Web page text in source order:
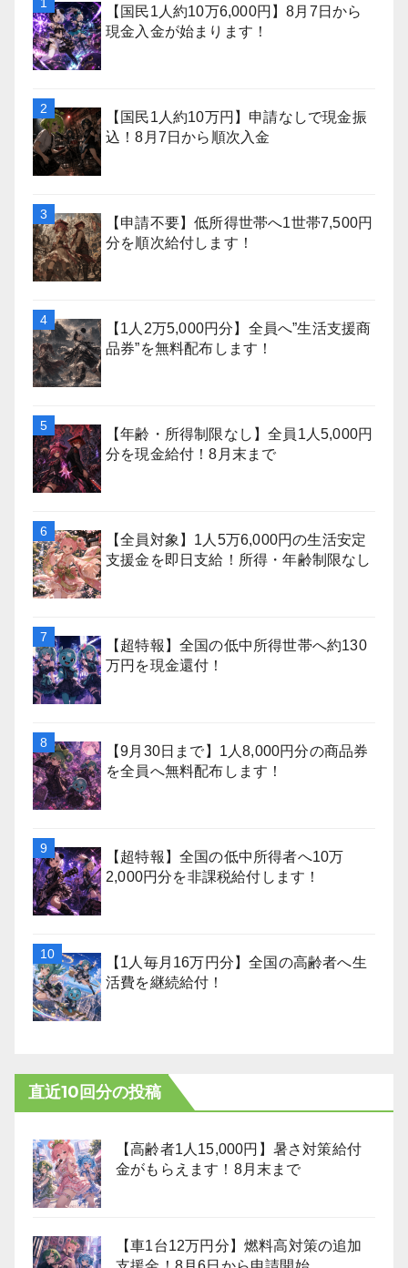
【国民1人約10万6,000円】8月7日から
現金入金が始まります！
【国民1人約10万円】申請なしで現金振
込！8月7日から順次入金
【申請不要】低所得世帯へ1世帯7,500円
分を順次給付します！
【1人2万5,000円分】全員へ”生活支援商
品券”を無料配布します！
【年齢・所得制限なし】全員1人5,000円
分を現金給付！8月末まで
【全員対象】1人5万6,000円の生活安定
支援金を即日支給！所得・年齢制限なし
【超特報】全国の低中所得世帯へ約130
万円を現金還付！
【9月30日まで】1人8,000円分の商品券
を全員へ無料配布します！
【超特報】全国の低中所得者へ10万
2,000円分を非課税給付します！
【1人毎月16万円分】全国の高齢者へ生
活費を継続給付！
直近10回分の投稿
【高齢者1人15,000円】暑さ対策給付
金がもらえます！8月末まで
【車1台12万円分】燃料高対策の追加